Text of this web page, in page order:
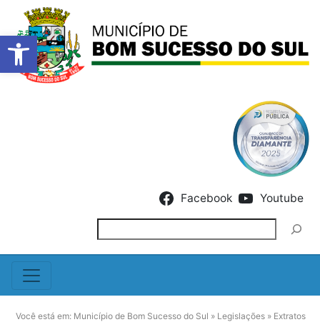
Barra de Ferramentas
Facebook Youtube
Você está em: Município de Bom Sucesso do Sul » Legislações » Extratos